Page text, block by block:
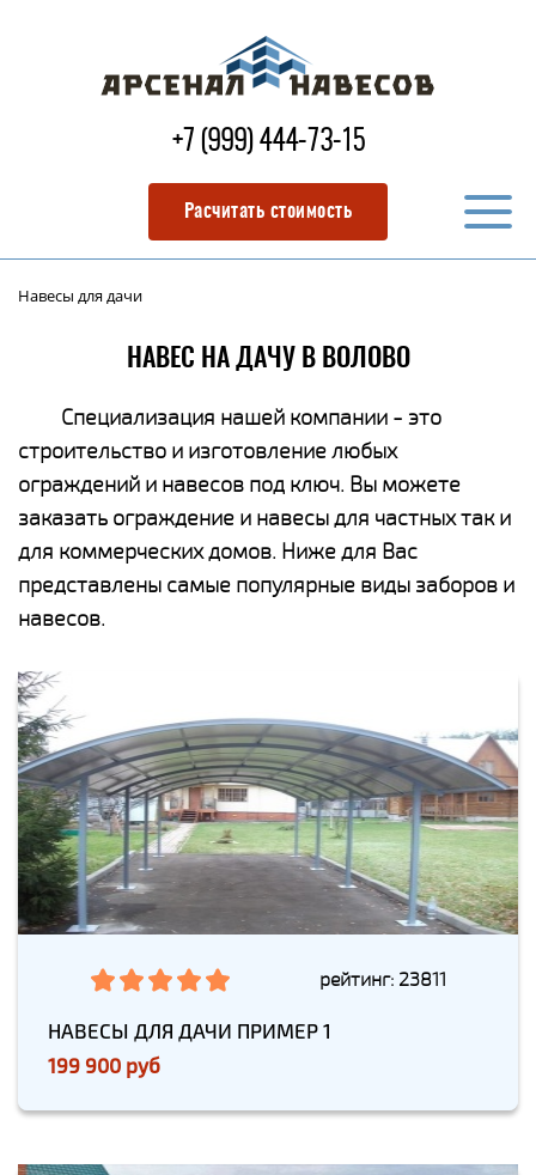
+7 (999) 444-73-15
Расчитать стоимость
Навесы для дачи
НАВЕС НА ДАЧУ В ВОЛОВО
Специализация нашей компании - это
строительство и изготовление любых
ограждений и навесов под ключ. Вы можете
заказать ограждение и навесы для частных так и
для коммерческих домов. Ниже для Вас
представлены самые популярные виды заборов и
навесов.
рейтинг: 23811
НАВЕСЫ ДЛЯ ДАЧИ ПРИМЕР 1
199 900 руб